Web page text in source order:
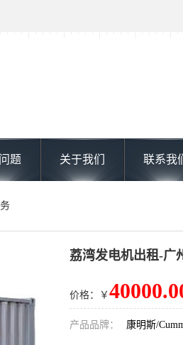
题 关于我们 联系我们
荔湾发电机出租-广
价格：￥
产品品牌： 康明斯/